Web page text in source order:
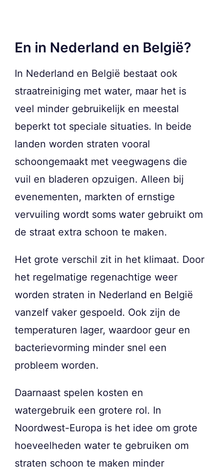
En in Nederland en België?
In Nederland en België bestaat ook
straatreiniging met water, maar het is
veel minder gebruikelijk en meestal
beperkt tot speciale situaties. In beide
landen worden straten vooral
schoongemaakt met veegwagens die
vuil en bladeren opzuigen. Alleen bij
evenementen, markten of ernstige
vervuiling wordt soms water gebruikt om
de straat extra schoon te maken.
Het grote verschil zit in het klimaat. Door
het regelmatige regenachtige weer
worden straten in Nederland en België
vanzelf vaker gespoeld. Ook zijn de
temperaturen lager, waardoor geur en
bacterievorming minder snel een
probleem worden.
Daarnaast spelen kosten en
watergebruik een grotere rol. In
Noordwest-Europa is het idee om grote
hoeveelheden water te gebruiken om
straten schoon te maken minder